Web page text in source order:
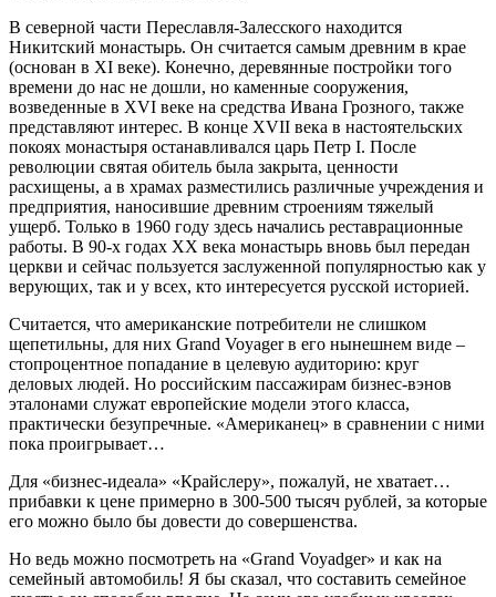
В северной части Переславля-Залесского находится
Никитский монастырь. Он считается самым древним в крае
(основан в XI веке). Конечно, деревянные постройки того
времени до нас не дошли, но каменные сооружения,
возведенные в XVI веке на средства Ивана Грозного, также
представляют интерес. В конце XVII века в настоятельских
покоях монастыря останавливался царь Петр I. После
революции святая обитель была закрыта, ценности
расхищены, а в храмах разместились различные учреждения и
предприятия, наносившие древним строениям тяжелый
ущерб. Только в 1960 году здесь начались реставрационные
работы. В 90-х годах ХХ века монастырь вновь был передан
церкви и сейчас пользуется заслуженной популярностью как у
верующих, так и у всех, кто интересуется русской историей.
Считается, что американские потребители не слишком
щепетильны, для них Grand Voyager в его нынешнем виде –
стопроцентное попадание в целевую аудиторию: круг
деловых людей. Но российским пассажирам бизнес-вэнов
эталонами служат европейские модели этого класса,
практически безупречные. «Американец» в сравнении с ними
пока проигрывает…
Для «бизнес-идеала» «Крайслеру», пожалуй, не хватает…
прибавки к цене примерно в 300-500 тысяч рублей, за которые
его можно было бы довести до совершенства.
Но ведь можно посмотреть на «Grand Voyadger» и как на
семейный автомобиль! Я бы сказал, что составить семейное